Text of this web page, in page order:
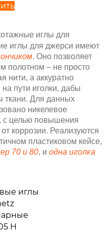
иглы для
иглы для джерси имеют
. Оно позволяет
полотном – не просто
нити, а аккуратно
пути иголки, дабы
ткани. Для данных
никелевое
с целью повышения
коррозии. Реализуются
пластиковом кейсе,
70 и 80, и одна иголка
иглы
H